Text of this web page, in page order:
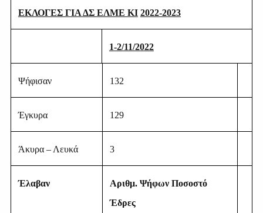
ΕΚΛΟΓΕΣ ΓΙΑ ΔΣ ΕΛΜΕ ΚΙ 2022-2023
1-2/11/2022
Ψήφισαν 132
Έγκυρα 129
Άκυρα – Λευκά 3
Έλαβαν
Αριθμ. Ψήφων Ποσοστό
Έδρες